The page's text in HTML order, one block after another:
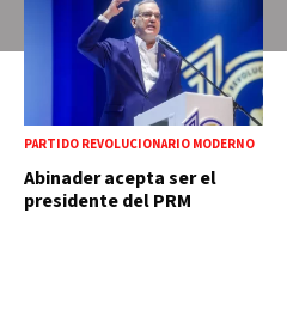
PARTIDO REVOLUCIONARIO MODERNO
Abinader acepta ser el
presidente del PRM